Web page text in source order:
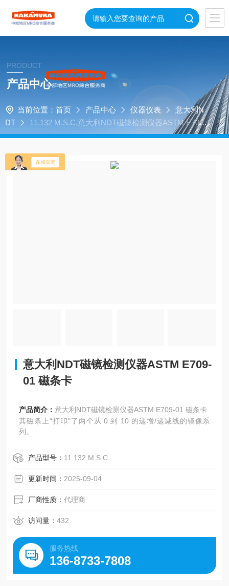
PRODUCT
产品中心
当前位置： 首页 产品中心 仪器仪表
意大利N
DT
11.132 M.S.C.意大利NDT磁镜检测仪器ASTM E709-
01 磁条卡
意大利NDT磁镜检测仪器ASTM E709-
01 磁条卡
产品简介：意大利NDT磁镜检测仪器ASTM E709-01 磁条卡
其磁条上“打印"了两个从 0 到 10 的递增/递减线的镜像系
列。
产品型号： 11.132 M.S.C.
更新时间： 2025-09-04
厂商性质：代理商
访问量：432
服务热线
136-8733-7808